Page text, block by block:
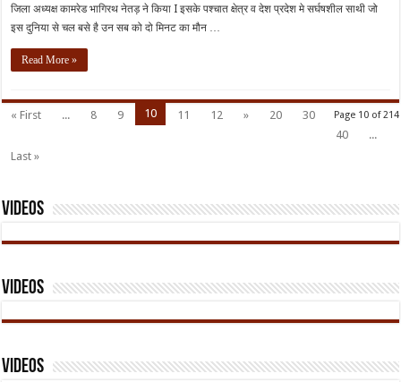
जिला अध्यक्ष कामरेड भागिरथ नेतड़ ने किया I इसके पश्चात क्षेत्र व देश प्रदेश मे सर्घषशील साथी जो
इस दुनिया से चल बसे है उन सब को दो मिनट का मौन …
Read More »
Page 10 of 214
« First ... 8 9 10 11 12 » 20
30
40
...
Last »
Videos
Videos
Videos